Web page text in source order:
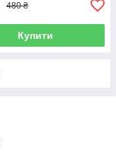
480 ₴
Купити